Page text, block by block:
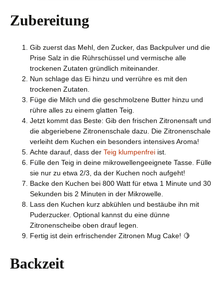
Zubereitung
Gib zuerst das Mehl, den Zucker, das Backpulver und die
Prise Salz in die Rührschüssel und vermische alle
trockenen Zutaten gründlich miteinander.
Nun schlage das Ei hinzu und verrühre es mit den
trockenen Zutaten.
Füge die Milch und die geschmolzene Butter hinzu und
rühre alles zu einem glatten Teig.
Jetzt kommt das Beste: Gib den frischen Zitronensaft und
die abgeriebene Zitronenschale dazu. Die Zitronenschale
verleiht dem Kuchen ein besonders intensives Aroma!
Achte darauf, dass der Teig klumpenfrei ist.
Fülle den Teig in deine mikrowellengeeignete Tasse. Fülle
sie nur zu etwa 2/3, da der Kuchen noch aufgeht!
Backe den Kuchen bei 800 Watt für etwa 1 Minute und 30
Sekunden bis 2 Minuten in der Mikrowelle.
Lass den Kuchen kurz abkühlen und bestäube ihn mit
Puderzucker. Optional kannst du eine dünne
Zitronenscheibe oben drauf legen.
Fertig ist dein erfrischender Zitronen Mug Cake! 🍋
Backzeit